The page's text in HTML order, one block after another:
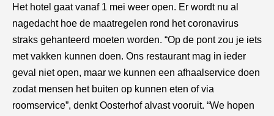
Het hotel gaat vanaf 1 mei weer open. Er wordt nu al
nagedacht hoe de maatregelen rond het coronavirus
straks gehanteerd moeten worden. “Op de pont zou je iets
met vakken kunnen doen. Ons restaurant mag in ieder
geval niet open, maar we kunnen een afhaalservice doen
zodat mensen het buiten op kunnen eten of via
roomservice”, denkt Oosterhof alvast vooruit. “We hopen